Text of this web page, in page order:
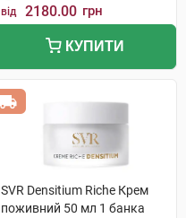
від 2180.00 грн
КУПИТИ
SVR Densitium Riche Крем
поживний 50 мл 1 банка